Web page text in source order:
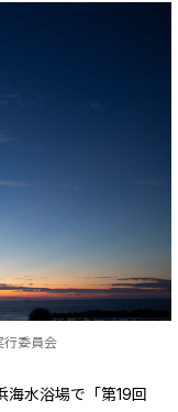
行委員会
水浴場で「第19回